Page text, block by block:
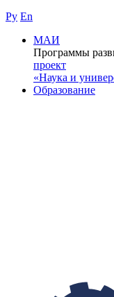
Ру En
МАИ
Программы
проект
«Наука и
Образование